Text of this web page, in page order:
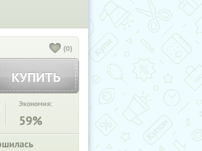
(0)
КУПИТЬ
Экономия:
59%